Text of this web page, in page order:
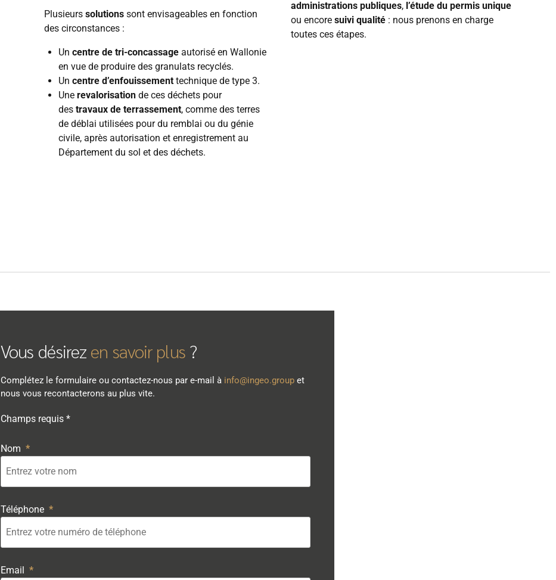
Plusieurssolutions sont envisageables en fonction
des circonstances :
Uncentre de tri-concassage autorisé en Wallonie
en vue de produire des granulats recyclés.
Uncentre d’enfouissement technique de type 3.
Unerevalorisation de ces déchets pour
destravaux de terrassement, comme des terres
de déblai utilisées pour du remblai ou du génie
civile, après autorisation et enregistrement au
Département du sol et des déchets.
administrations publiques, l’étude du permis unique
ou encore suivi qualité : nous prenons en charge
toutes ces étapes.
Vous désirez en savoir plus?
Complétez le formulaire ou contactez-nous par e-mail à info@ingeo.group et
nous vous recontacterons au plus vite.
Champs requis *
Nom
Téléphone
Email